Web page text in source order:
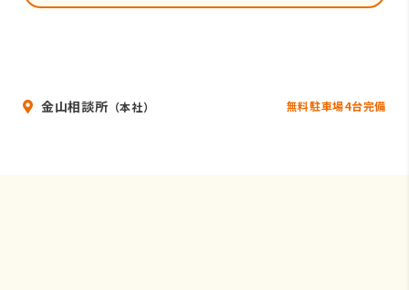
金山相談所 （本社） 無料駐車場4台完備